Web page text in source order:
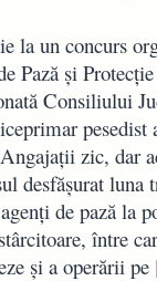
la un concurs
Pază şi
Consiliului
zic, dar
desfăşurat luna
de pază la
între
şi a operării pe